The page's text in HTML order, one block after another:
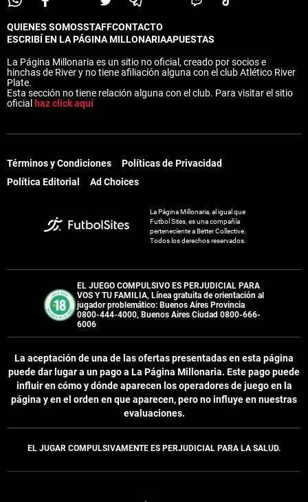
QUIENES SOMOSSTAFFCONTACTO
ESCRIBÍ EN LA PÁGINA MILLONARIAAPUESTAS
La Página Millonaria es un sitio no oficial, creado por socios e
hinchas de River y no tiene afiliación alguna con el club Atlético River
Plate.
Esta sección no tiene relación alguna con el club. Para visitar el sitio
oficial haz click aquí
Términos y Condiciones
Políticas de Privacidad
Política Editorial
Ad Choices
La Página Millonaria, al igual que
Futbol Sites, es una compañía
perteneciente a Better Collective.
Todos los derechos reservados.
EL JUEGO COMPULSIVO ES PERJUDICIAL PARA
VOS Y TU FAMILIA, Línea gratuita de orientación al
jugador problemático: Buenos Aires Provincia
0800-444-4000, Buenos Aires Ciudad 0800-666-
6006
La aceptación de una de las ofertas presentadas en esta página
puede dar lugar a un pago a La Página Millonaria. Este pago puede
influir en cómo y dónde aparecen los operadores de juego en la
página y en el orden en que aparecen, pero no influye en nuestras
evaluaciones.
EL JUGAR COMPULSIVAMENTE ES PERJUDICIAL PARA LA SALUD.